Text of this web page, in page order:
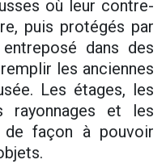
où leur contre-
puis protégés par
dans des
les anciennes
Les étages, les
rayonnages et les
de façon à pouvoir